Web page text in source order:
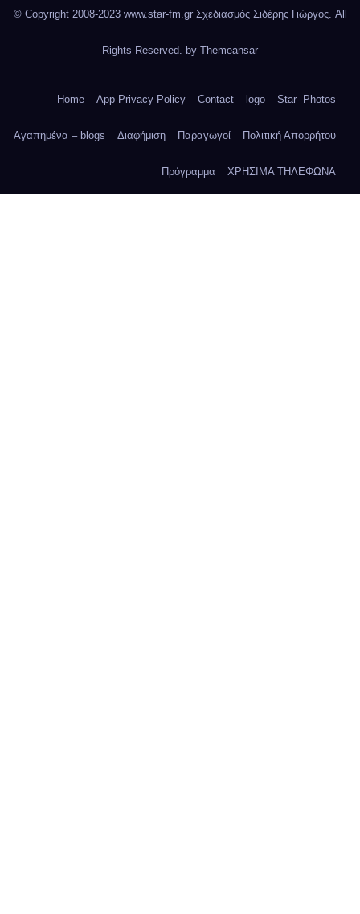
© Copyright 2008-2023 www.star-fm.gr Σχεδιασμός Σιδέρης Γιώργος. All
Rights Reserved. by Themeansar
Home App Privacy Policy Contact logo Star- Photos
Αγαπημένα – blogs Διαφήμιση Παραγωγοί Πολιτική Απορρήτου
Πρόγραμμα ΧΡΗΣΙΜΑ ΤΗΛΕΦΩΝΑ